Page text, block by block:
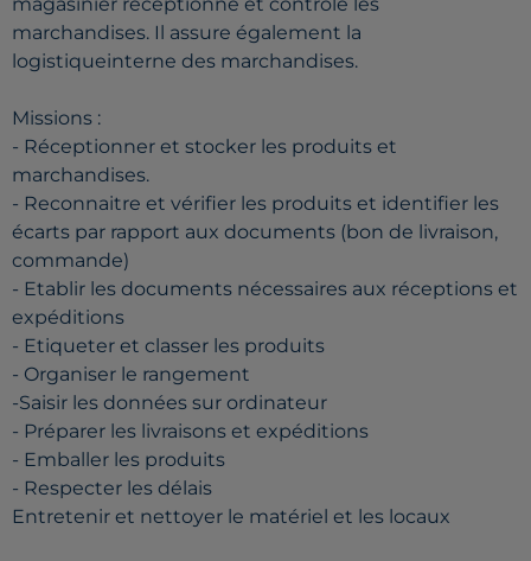
marchandises. Il assure également la
logistiqueinterne des marchandises.
Missions :
- Réceptionner et stocker les produits et
marchandises.
- Reconnaitre et vérifier les produits et identifier les
écarts par rapport aux documents (bon de livraison,
commande)
- Etablir les documents nécessaires aux réceptions et
expéditions
- Etiqueter et classer les produits
- Organiser le rangement
-Saisir les données sur ordinateur
- Préparer les livraisons et expéditions
- Emballer les produits
- Respecter les délais
Entretenir et nettoyer le matériel et les locaux